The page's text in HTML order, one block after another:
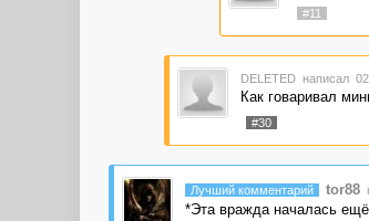
#11
DELETED написал
Как говаривал
#30
Лучший комментарий tor88
*Эта вражда началась